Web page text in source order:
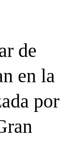
de
en la
por